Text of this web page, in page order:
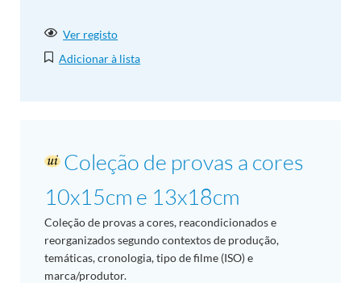
Ver registo
Adicionar à lista
Coleção de provas a cores
10x15cm e 13x18cm
Coleção de provas a cores, reacondicionados e
reorganizados segundo contextos de produção,
temáticas, cronologia, tipo de filme (ISO) e
marca/produtor.